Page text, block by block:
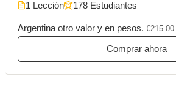
1 Lección 178 Estudiantes
Argentina otro valor y en pesos. €215.00
Comprar ahora